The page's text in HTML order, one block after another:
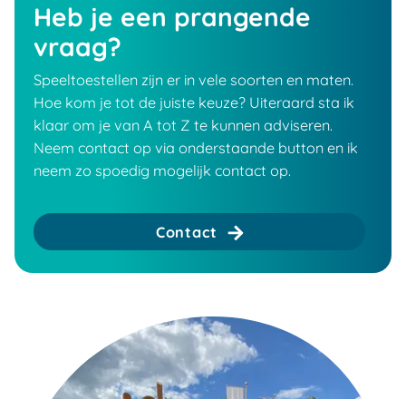
Heb je een prangende
vraag?
Speeltoestellen zijn er in vele soorten en maten.
Hoe kom je tot de juiste keuze? Uiteraard sta ik
klaar om je van A tot Z te kunnen adviseren.
Neem contact op via onderstaande button en ik
neem zo spoedig mogelijk contact op.
Contact